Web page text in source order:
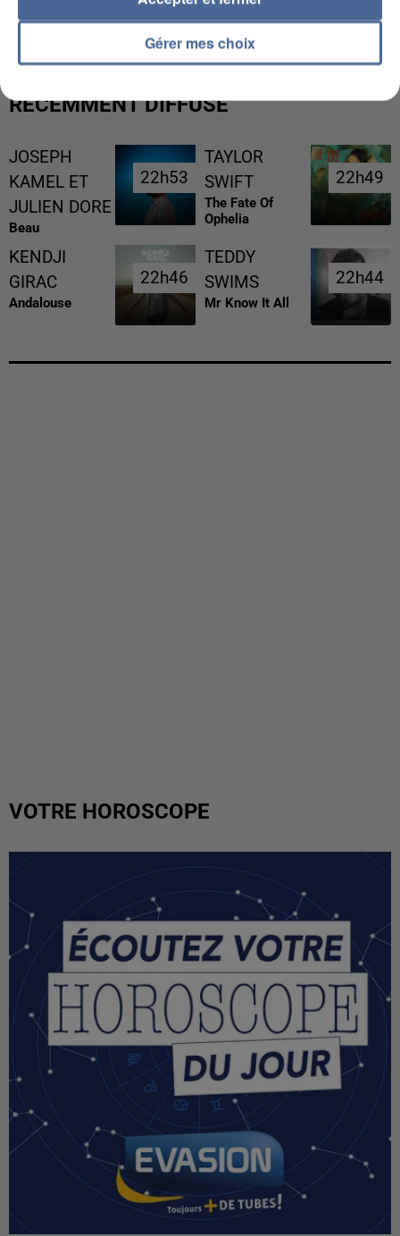
MAFIA INTERPELLÉ EN ALGÉRIE
RÉCEMMENT DIFFUSÉ
JOSEPH
KAMEL ET
JULIEN DORE
Beau
22h53
22h53
TAYLOR
SWIFT
The Fate Of
Ophelia
22h49
22h49
KENDJI
GIRAC
Andalouse
22h46
22h46
TEDDY
SWIMS
Mr Know It All
22h44
22h44
VOTRE HOROSCOPE
Gérer mes choix